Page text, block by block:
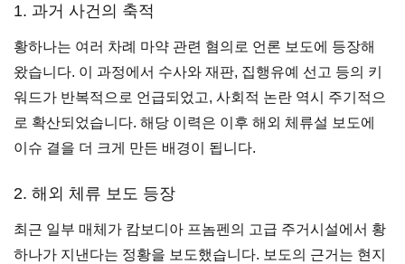
1. 과거 사건의 축적
황하나는 여러 차례 마약 관련 혐의로 언론 보도에 등장해
왔습니다. 이 과정에서 수사와 재판, 집행유예 선고 등의 키
워드가 반복적으로 언급되었고, 사회적 논란 역시 주기적으
로 확산되었습니다. 해당 이력은 이후 해외 체류설 보도에
이슈 결을 더 크게 만든 배경이 됩니다.
2. 해외 체류 보도 등장
최근 일부 매체가 캄보디아 프놈펜의 고급 주거시설에서 황
하나가 지낸다는 정황을 보도했습니다. 보도의 근거는 현지